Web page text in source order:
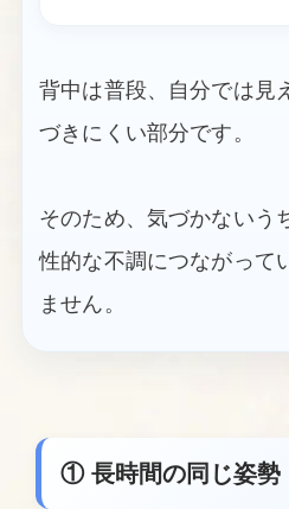
背中は普段、自分では見
づきにくい部分です。
そのため、気づかないう
性的な不調につながって
ません。
① 長時間の同じ姿勢